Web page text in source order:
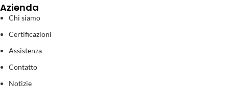
Azienda
Chi siamo
Certificazioni
Assistenza
Contatto
Notizie